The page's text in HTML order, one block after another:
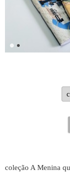
coleção A Menina